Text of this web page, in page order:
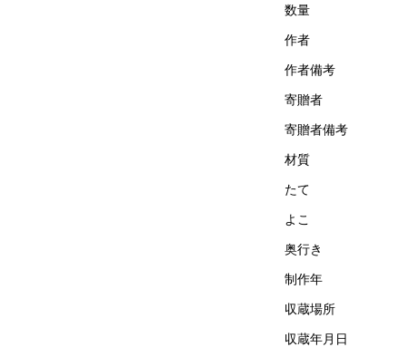
数量
作者
作者備考
寄贈者
寄贈者備考
材質
たて
よこ
奥行き
制作年
収蔵場所
収蔵年月日